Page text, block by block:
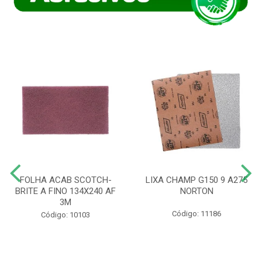
FOLHA ACAB SCOTCH-
BRITE A FINO 134X240 AF
3M
Código: 10103
LIXA CHAMP G150 9 A275
NORTON
Código: 11186